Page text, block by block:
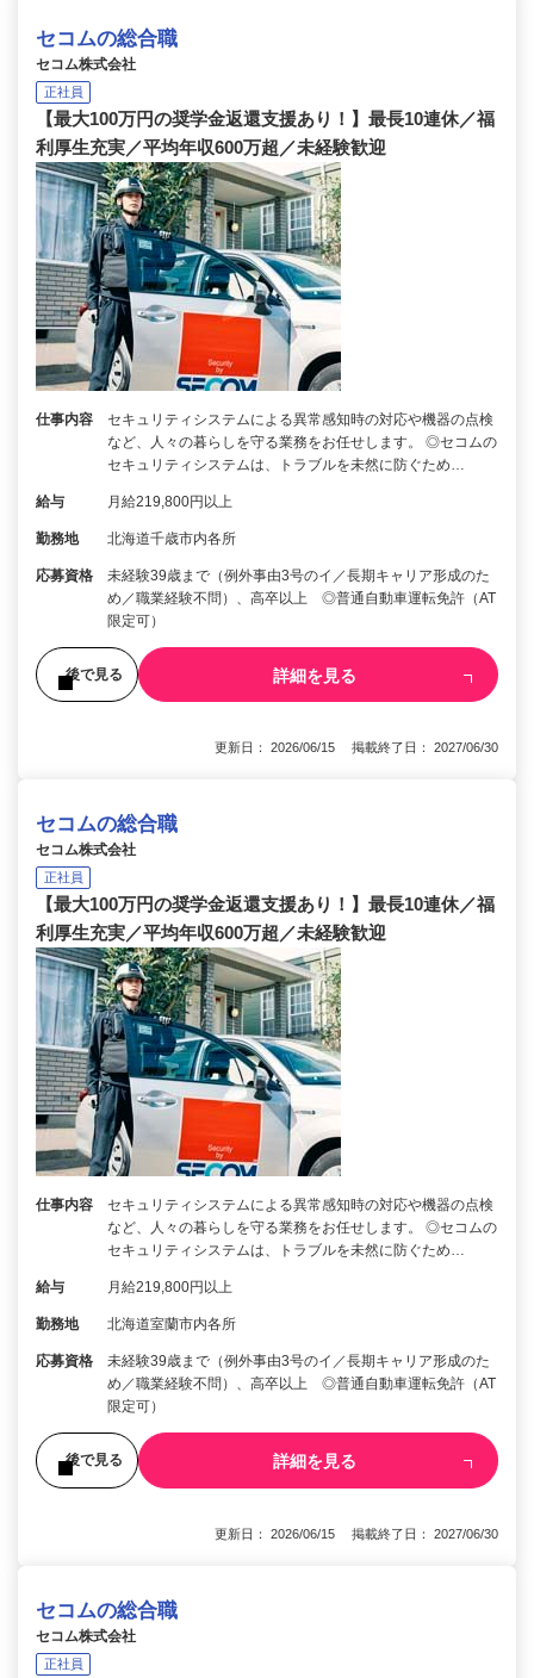
セコムの総合職
セコム株式会社
正社員
【最大100万円の奨学金返還支援あり！】最長10連休／福
利厚生充実／平均年収600万超／未経験歓迎
仕事内容
セキュリティシステムによる異常感知時の対応や機器の点検
など、人々の暮らしを守る業務をお任せします。 ◎セコムの
セキュリティシステムは、トラブルを未然に防ぐため…
給与 月給219,800円以上
勤務地 北海道千歳市内各所
応募資格
未経験39歳まで（例外事由3号のイ／長期キャリア形成のた
め／職業経験不問）、高卒以上 ◎普通自動車運転免許（AT
限定可）
後で見る 詳細を見る
更新日： 2026/06/15 掲載終了日： 2027/06/30
セコムの総合職
セコム株式会社
正社員
【最大100万円の奨学金返還支援あり！】最長10連休／福
利厚生充実／平均年収600万超／未経験歓迎
仕事内容
セキュリティシステムによる異常感知時の対応や機器の点検
など、人々の暮らしを守る業務をお任せします。 ◎セコムの
セキュリティシステムは、トラブルを未然に防ぐため…
給与 月給219,800円以上
勤務地 北海道室蘭市内各所
応募資格
未経験39歳まで（例外事由3号のイ／長期キャリア形成のた
め／職業経験不問）、高卒以上 ◎普通自動車運転免許（AT
限定可）
後で見る 詳細を見る
更新日： 2026/06/15 掲載終了日： 2027/06/30
セコムの総合職
セコム株式会社
正社員